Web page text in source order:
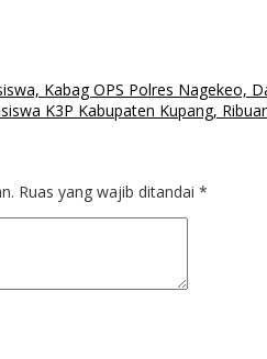
Kabag OPS Polres Nagekeo,
K3P Kabupaten Kupang,
Ruas yang wajib ditandai *